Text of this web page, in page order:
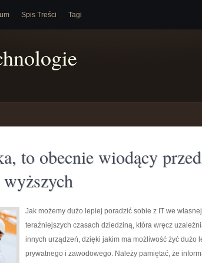
Spis Treści Tagi
to obecnie wiodący
Jak możemy dużo lepiej poradzić sobie z IT we
teraźniejszych czasach dziedziną, która wręcz
innych urządzeń, dzięki jakim ma możliwość żyć dużo
prywatnego i zawodowego. Należy pamiętać, że